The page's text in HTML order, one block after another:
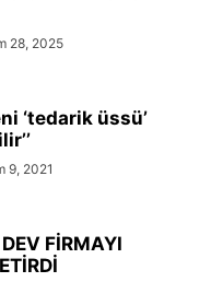
28, 2025
‘tedarik üssü’
9, 2021
FİRMAYI